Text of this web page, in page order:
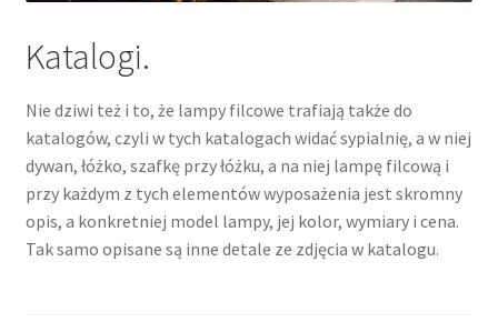
Katalogi.
Nie dziwi też i to, że lampy filcowe trafiają także do
katalogów, czyli w tych katalogach widać sypialnię, a w niej
dywan, łóżko, szafkę przy łóżku, a na niej lampę filcową i
przy każdym z tych elementów wyposażenia jest skromny
opis, a konkretniej model lampy, jej kolor, wymiary i cena.
Tak samo opisane są inne detale ze zdjęcia w katalogu.